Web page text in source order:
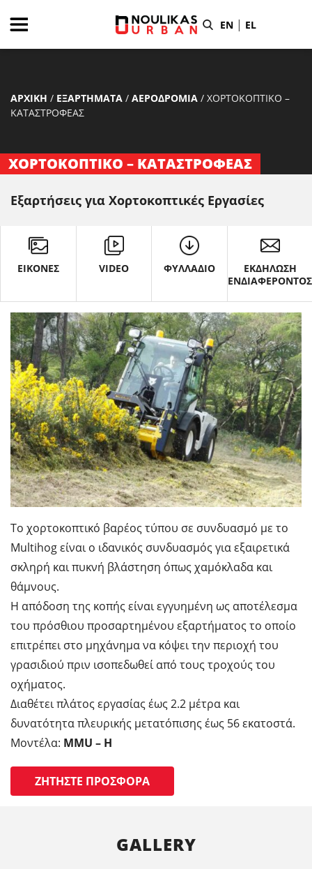
EN | EL
ΑΡΧΙΚΗ / ΕΞΑΡΤΗΜΑΤΑ / ΑΕΡΟΔΡΟΜΙΑ / ΧΟΡΤΟΚΟΠΤΙΚΟ –
ΚΑΤΑΣΤΡΟΦΕΑΣ
ΧΟΡΤΟΚΟΠΤΙΚΟ – ΚΑΤΑΣΤΡΟΦΕΑΣ
Εξαρτήσεις για Χορτοκοπτικές Εργασίες
ΕΙΚΟΝΕΣ VIDEO ΦΥΛΛΑΔΙΟ
ΕΚΔΗΛΩΣΗ
ΕΝΔΙΑΦΕΡΟΝΤΟΣ
Το χορτοκοπτικό βαρέος τύπου σε συνδυασμό με το
Multihog είναι ο ιδανικός συνδυασμός για εξαιρετικά
σκληρή και πυκνή βλάστηση όπως χαμόκλαδα και
θάμνους.
Η απόδοση της κοπής είναι εγγυημένη ως αποτέλεσμα
του πρόσθιου προσαρτημένου εξαρτήματος το οποίο
επιτρέπει στο μηχάνημα να κόψει την περιοχή του
γρασιδιού πριν ισοπεδωθεί από τους τροχούς του
οχήματος.
Διαθέτει πλάτος εργασίας έως 2.2 μέτρα και
δυνατότητα πλευρικής μετατόπισης έως 56 εκατοστά.
Μοντέλα: MMU – H
ΖΗΤΉΣΤΕ ΠΡΟΣΦΟΡΆ
GALLERY